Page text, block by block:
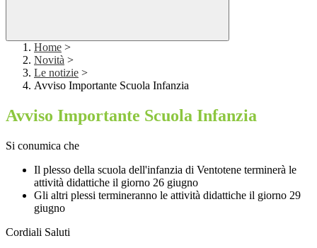
Home >
Novità >
Le notizie >
Avviso Importante Scuola Infanzia
Avviso Importante Scuola Infanzia
Si conumica che
Il plesso della scuola dell'infanzia di Ventotene terminerà le
attività didattiche il giorno 26 giugno
Gli altri plessi termineranno le attività didattiche il giorno 29
giugno
Cordiali Saluti